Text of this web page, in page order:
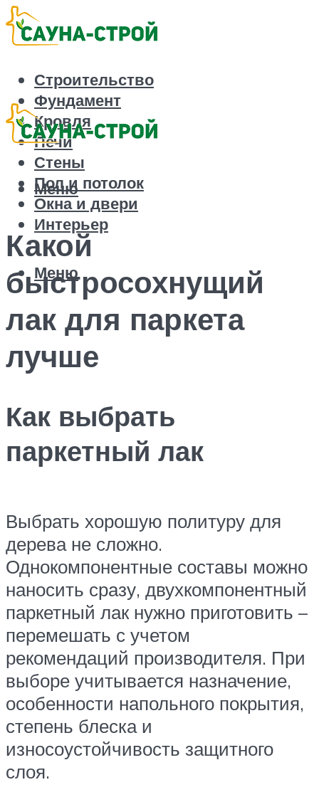
Строительство
Фундамент
Кровля
Печи
Стены
Пол и потолок
Окна и двери
Интерьер
Меню
Меню
Какой
быстросохнущий
лак для паркета
лучше
Как выбрать
паркетный лак
Выбрать хорошую политуру для
дерева не сложно.
Однокомпонентные составы можно
наносить сразу, двухкомпонентный
паркетный лак нужно приготовить –
перемешать с учетом
рекомендаций производителя. При
выборе учитывается назначение,
особенности напольного покрытия,
степень блеска и
износоустойчивость защитного
слоя.